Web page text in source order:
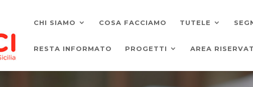
CHI SIAMO COSA FACCIAMO TUTELE
RESTA INFORMATO PROGETTI AREA